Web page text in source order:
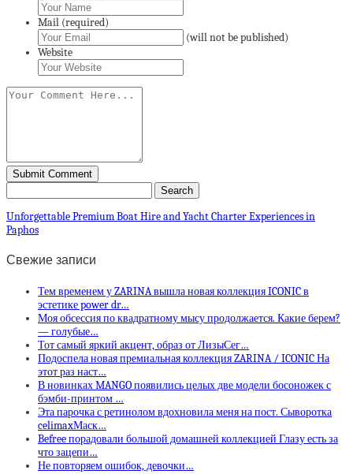
Mail (required)
(will not be published)
Website
Unforgettable Premium Boat Hire and Yacht Charter Experiences in
Paphos
Свежие записи
Тем временем у ZARINA вышла новая коллекция ICONIC в
эстетике power dr…
Моя обсессия по квадратному мысу продолжается. Какие берем?
— голубые…
Тот самый яркий акцент, образ от ЛизыСег…
Подоспела новая премиальная коллекция ZARINA / ICONIC На
этот раз наст…
В новинках MANGO появились целых две модели босоножек с
бэмби-принтом …
Эта парочка с ретинолом вдохновила меня на пост. Сыворотка
celimaxМаск…
Befree порадовали большой домашней коллекцией Глазу есть за
что зацепи…
Не повторяем ошибок, девочки…